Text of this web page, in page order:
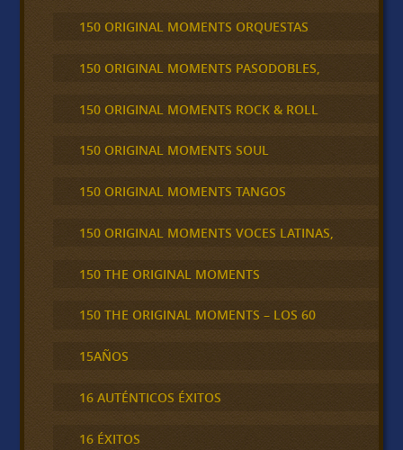
150 ORIGINAL MOMENTS ORQUESTAS
150 ORIGINAL MOMENTS PASODOBLES,
150 ORIGINAL MOMENTS ROCK & ROLL
150 ORIGINAL MOMENTS SOUL
150 ORIGINAL MOMENTS TANGOS
150 ORIGINAL MOMENTS VOCES LATINAS,
150 THE ORIGINAL MOMENTS
150 THE ORIGINAL MOMENTS – LOS 60
15AÑOS
16 AUTÉNTICOS ÉXITOS
16 ÉXITOS